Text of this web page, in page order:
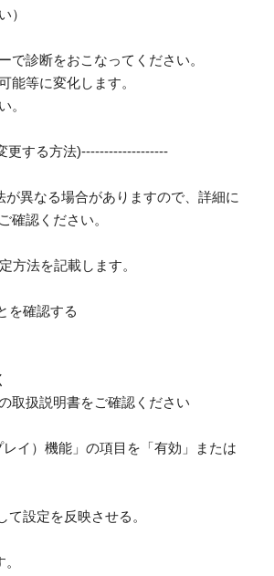
）
で診断をおこなってください。
能等に変化します。
。
更する方法)-------------------
異なる場合がありますので、詳細に
確認ください。
方法を記載します。
を確認する
扱説明書をご確認ください
イ）機能」の項目を「有効」または
設定を反映させる。